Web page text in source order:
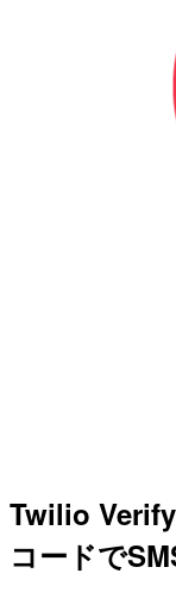
Twilio
コードで